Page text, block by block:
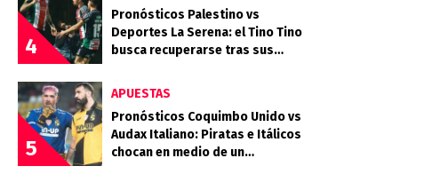
4
Pronósticos Palestino vs
Deportes La Serena: el Tino Tino
busca recuperarse tras sus
5
APUESTAS
Pronósticos Coquimbo Unido vs
Audax Italiano: Piratas e Itálicos
chocan en medio de un